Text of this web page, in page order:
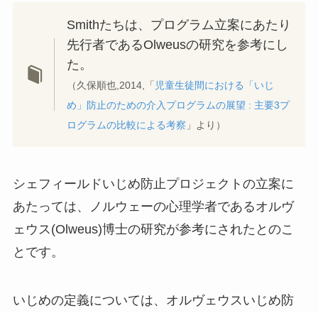
Smithたちは、プログラム立案にあたり
先行者であるOlweusの研究を参考にし
た。
（久保順也,2014,「 児童生徒間における「いじ
め」防止のための介入プログラムの展望 : 主要3プ
ログラムの比較による考察 」より）
シェフィールドいじめ防止プロジェクトの立案に
あたっては、ノルウェーの心理学者であるオルヴ
ェウス(Olweus)博士の研究が参考にされたとのこ
とです。
いじめの定義については、オルヴェウスいじめ防